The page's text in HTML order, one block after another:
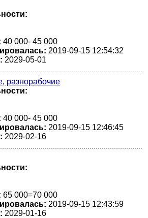
40 000- 45 000
2019-09-15 12:54:32
2029-05-01
разнорабочие
40 000- 45 000
2019-09-15 12:46:45
2029-02-16
65 000=70 000
2019-09-15 12:43:59
2029-01-16